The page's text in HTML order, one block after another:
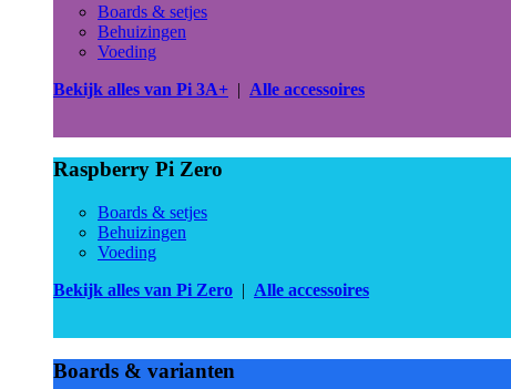
Boards & setjes
Behuizingen
Voeding
Bekijk alles van Pi 3A+ | Alle accessoires
Raspberry Pi Zero
Boards & setjes
Behuizingen
Voeding
Bekijk alles van Pi Zero | Alle accessoires
Boards & varianten